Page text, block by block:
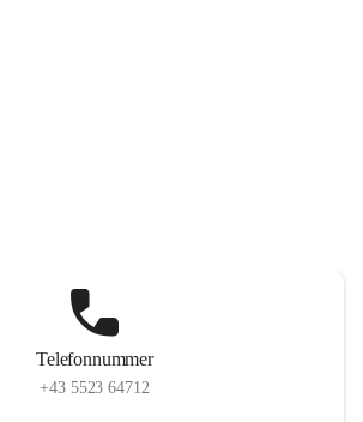
Telefonnummer
+43 5523 64712